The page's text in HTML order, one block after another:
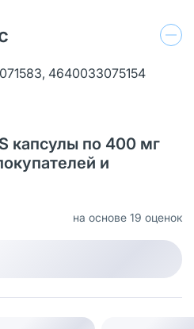
4640033075154
капсулы по 400 мг
и
на основе 19 оценок